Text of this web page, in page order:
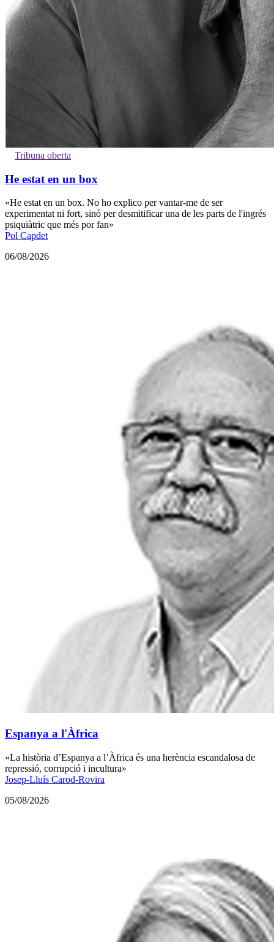
Tribuna oberta
He estat en un box
«He estat en un box. No ho explico per vantar-me de ser
experimentat ni fort, sinó per desmitificar una de les parts de l'ingrés
psiquiàtric que més por fan»
Pol Capdet
06/08/2026
Espanya a l'Àfrica
«La història d’Espanya a l’Àfrica és una herència escandalosa de
repressió, corrupció i incultura»
Josep-Lluís Carod-Rovira
05/08/2026